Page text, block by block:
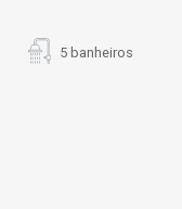
5 banheiros